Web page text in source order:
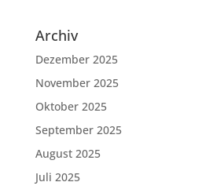
Archiv
Dezember 2025
November 2025
Oktober 2025
September 2025
August 2025
Juli 2025